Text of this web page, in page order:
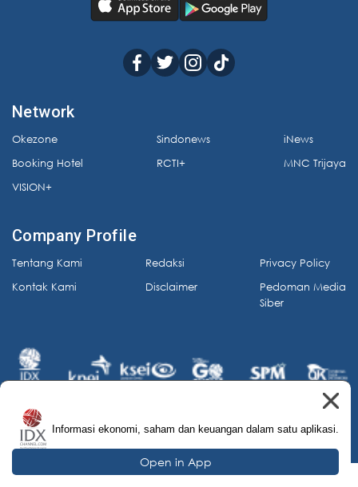
Network
Okezone
Booking Hotel
VISION+
Sindonews
RCTI+
iNews
MNC Trijaya
Company Profile
Tentang Kami
Kontak Kami
Redaksi
Disclaimer
Privacy Policy
Pedoman Media
Siber
© 2026 IDX Channel. All Rights Reserved.
Informasi ekonomi, saham dan keuangan dalam satu aplikasi.
Open in App